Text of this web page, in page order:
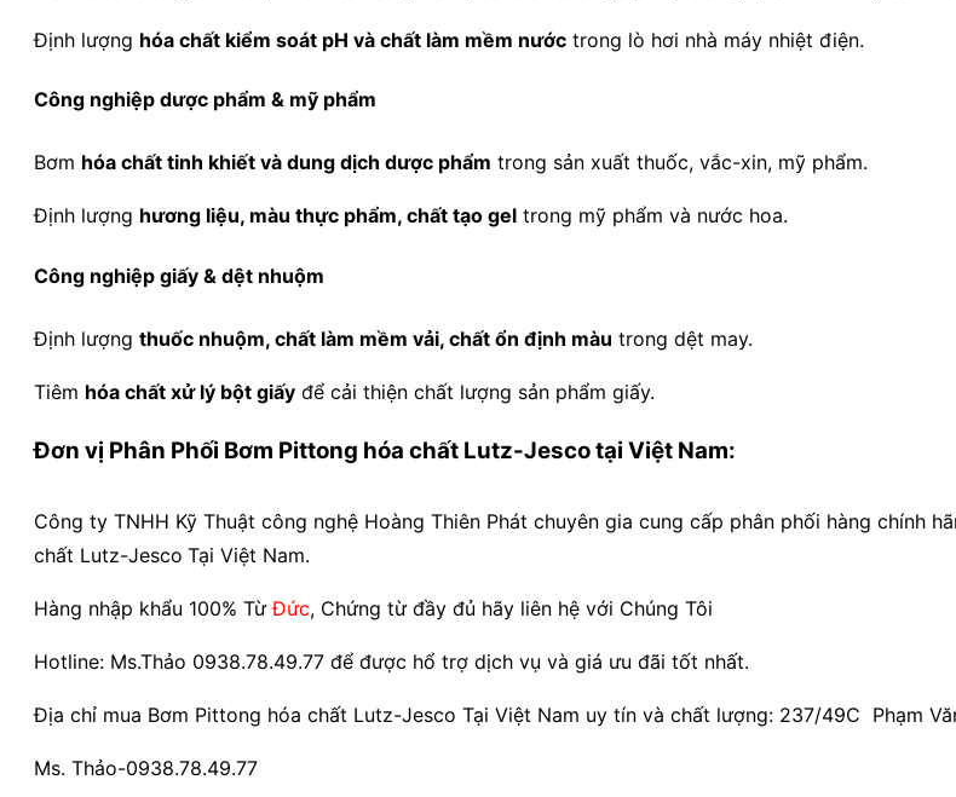
Định lượng hóa chất kiểm soát pH và chất làm mềm nước trong lò hơi nhà máy nhiệt điện.
Công nghiệp dược phẩm & mỹ phẩm
Bơm hóa chất tinh khiết và dung dịch dược phẩm trong sản xuất thuốc, vắc-xin, mỹ phẩm.
Định lượng hương liệu, màu thực phẩm, chất tạo gel trong mỹ phẩm và nước hoa.
Công nghiệp giấy & dệt nhuộm
Định lượng thuốc nhuộm, chất làm mềm vải, chất ổn định màu trong dệt may.
Tiêm hóa chất xử lý bột giấy để cải thiện chất lượng sản phẩm giấy.
Đơn vị Phân Phối Bơm Pittong hóa chất Lutz-Jesco tại Việt Nam:
Công ty TNHH Kỹ Thuật công nghệ Hoàng Thiên Phát chuyên gia cung cấp phân phối hàng chính
chất Lutz-Jesco Tại Việt Nam.
Hàng nhập khẩu 100% TừĐức, Chứng từ đầy đủ hãy liên hệ với Chúng Tôi
Hotline: Ms.Thảo 0938.78.49.77 để được hổ trợ dịch vụ và giá ưu đãi tốt nhất.
Địa chỉ mua Bơm Pittong hóa chất Lutz-Jesco Tại Việt Nam uy tín và chất lượng: 237/49C Phạm
Ms. Thảo-0938.78.49.77